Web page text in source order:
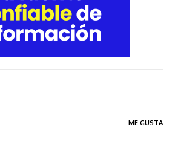
ME GUSTA